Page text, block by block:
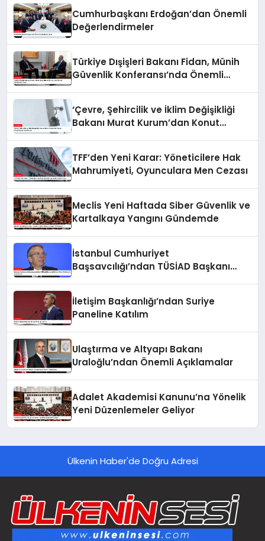
Cumhurbaşkanı Erdoğan’dan Önemli
Değerlendirmeler
Türkiye Dışişleri Bakanı Fidan, Münih
Güvenlik Konferansı’nda Önemli
‘Çevre, Şehircilik ve İklim Değişikliği
Bakanı Murat Kurum’dan Konut
TFF’den Yeni Karar: Yöneticilere Hak
Mahrumiyeti, Oyunculara Men Cezası
Meclis Yeni Haftada Siber Güvenlik ve
Kartalkaya Yangını Gündemde
İstanbul Cumhuriyet
Başsavcılığı’ndan TÜSİAD Başkanı
İletişim Başkanlığı’ndan Suriye
Paneline Katılım
Ulaştırma ve Altyapı Bakanı
Uraloğlu’ndan Önemli Açıklamalar
Adalet Akademisi Kanunu’na Yönelik
Yeni Düzenlemeler Geliyor
Ülkenin Haber'de Doğru Adresi